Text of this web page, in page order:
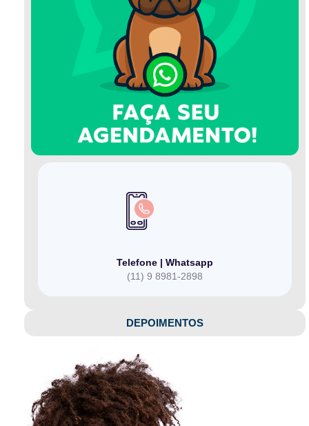
Telefone | Whatsapp
(11) 9 8981-2898
DEPOIMENTOS​